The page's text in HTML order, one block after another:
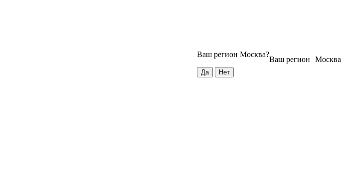
Москва
Ваш регион
Ваш регион Москва?